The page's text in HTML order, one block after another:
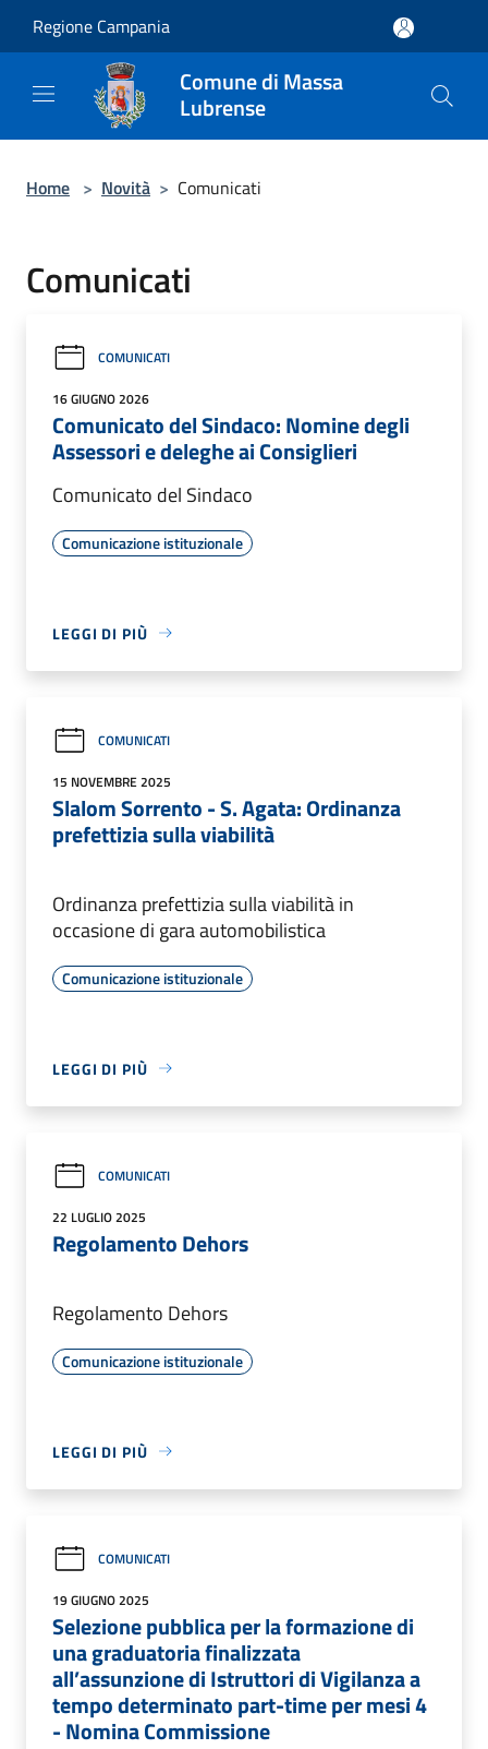
Regione Campania
Comune di Massa
Lubrense
Home > Novità > Comunicati
Comunicati
COMUNICATI
16 GIUGNO 2026
Comunicato del Sindaco: Nomine degli
Assessori e deleghe ai Consiglieri
Comunicato del Sindaco
Comunicazione istituzionale
LEGGI DI PIÙ
COMUNICATI
15 NOVEMBRE 2025
Slalom Sorrento - S. Agata: Ordinanza
prefettizia sulla viabilità
Ordinanza prefettizia sulla viabilità in
occasione di gara automobilistica
Comunicazione istituzionale
LEGGI DI PIÙ
COMUNICATI
22 LUGLIO 2025
Regolamento Dehors
Regolamento Dehors
Comunicazione istituzionale
LEGGI DI PIÙ
COMUNICATI
19 GIUGNO 2025
Selezione pubblica per la formazione di
una graduatoria finalizzata
all’assunzione di Istruttori di Vigilanza a
tempo determinato part-time per mesi 4
- Nomina Commissione